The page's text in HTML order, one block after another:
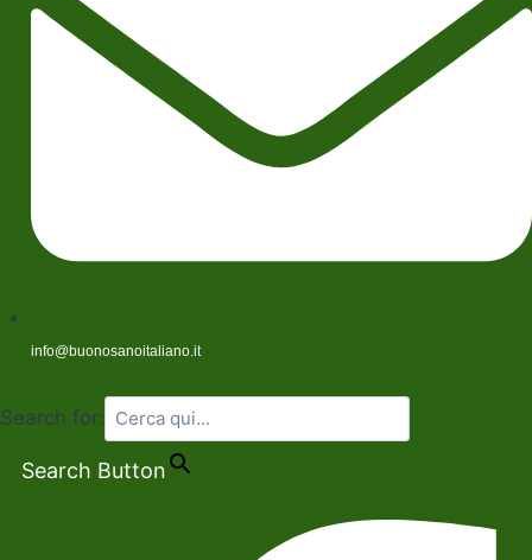
info@buonosanoitaliano.it
Search for:
Search Button